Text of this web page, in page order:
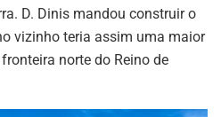
D. Dinis mandou construir o
vizinho teria assim uma maior
norte do Reino de